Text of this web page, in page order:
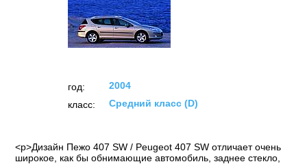
год:
2004
класс:
Средний класс (D)
<p>Дизайн Пежо 407 SW / Peugeot 407 SW отличает очень
широкое, как бы обнимающие автомобиль, заднее стекло,